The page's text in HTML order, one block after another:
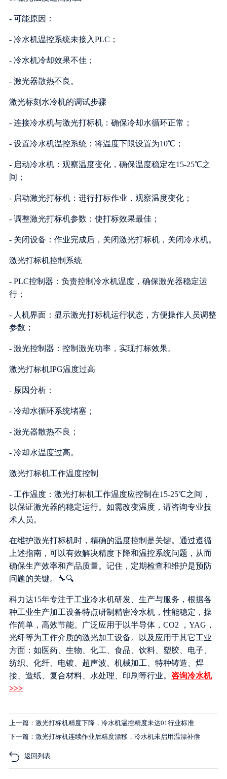
- 可能原因：
- 冷水机温控系统未接入PLC；
- 冷水机冷却效果不佳；
- 激光器散热不良。
激光标刻水冷机的调试步骤
- 连接冷水机与激光打标机：确保冷却水循环正常；
- 设置冷水机温控系统：将温度下限设置为10℃；
- 启动冷水机：观察温度变化，确保温度稳定在15-25℃之
间；
- 启动激光打标机：进行打标作业，观察温度变化；
- 调整激光打标机参数：使打标效果最佳；
- 关闭设备：作业完成后，关闭激光打标机，关闭冷水机。
激光打标机控制系统
- PLC控制器：负责控制冷水机温度，确保激光器稳定运
行；
- 人机界面：显示激光打标机运行状态，方便操作人员调整
参数；
- 激光控制器：控制激光功率，实现打标效果。
激光打标机IPG温度过高
- 原因分析：
- 冷却水循环系统堵塞；
- 激光器散热不良；
- 冷却水温度过高。
激光打标机工作温度控制
- 工作温度：激光打标机工作温度应控制在15-25℃之间，
以保证激光器的稳定运行。如需改变温度，请咨询专业技
术人员。
在维护激光打标机时，精确的温度控制是关键。通过遵循
上述指南，可以有效解决精度下降和温控系统问题，从而
确保生产效率和产品质量。记住，定期检查和维护是预防
问题的关键。🔧🔍
科力达15年专注于工业冷水机研发、生产与服务，根据各
种工业生产加工设备特点研制精密冷水机，性能稳定，操
作简单，高效节能。广泛应用于以半导体，CO2 ，YAG，
光纤等为工作介质的激光加工设备。以及应用于其它工业
方面：如医药、生物、化工、食品、饮料、塑胶、电子、
纺织、化纤、电镀、超声波、机械加工、特种铸造、焊
接、造纸、复合材料、水处理、印刷等行业。 咨询冷水机
>>>
上一篇：激光打标机精度下降，冷水机温控精度未达01行业标准
下一篇：激光打标机连续作业后精度漂移，冷水机未启用温漂补偿
返回列表